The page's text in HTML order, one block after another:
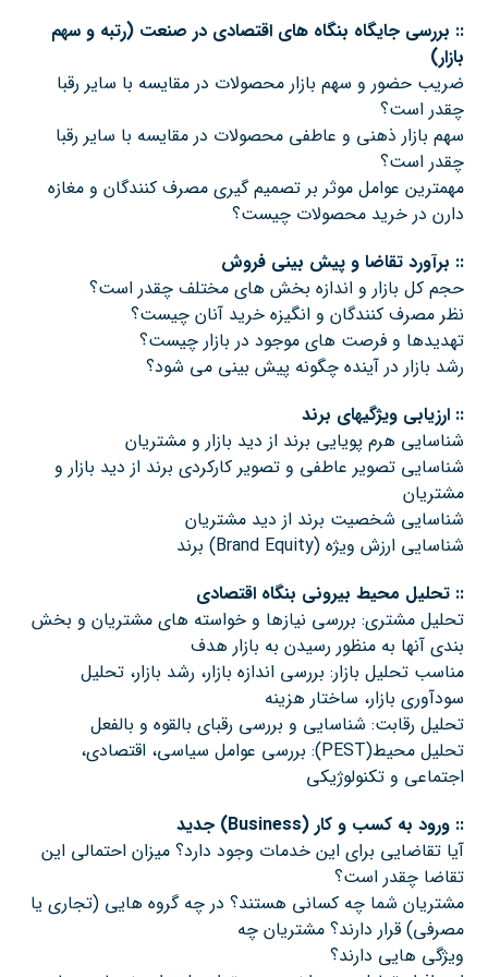
:: بررسی جایگاه بنگاه های اقتصادی در صنعت (رتبه و سهم
بازار)
ضریب حضور و سهم بازار محصولات در مقايسه با ساير رقبا
چقدر است؟
سهم بازار ذهني و عاطفی محصولات در مقايسه با ساير رقبا
چقدر است؟
مهمترين عوامل موثر بر تصميم گيري مصرف كنندگان و مغازه
دارن در خريد محصولات چيست؟
:: برآورد تقاضا و پیش بینی فروش
حجم کل بازار و اندازه بخش های مختلف چقدر است؟
نظر مصرف کنندگان و انگیزه خرید آنان چیست؟
تهدیدها و فرصت های موجود در بازار چیست؟
رشد بازار در آینده چگونه پیش بینی می شود؟
::ارزیابی ویژگیهای برند
شناسایی هرم پویایی برند از دید بازار و مشتریان
شناسایی تصویر عاطفی و تصویر کارکردی برند از دید بازار و
مشتریان
شناسایی شخصیت برند از دید مشتریان
شناسایی ارزش ویژه (Brand Equity) برند
::تحليل محيط بيروني بنگاه اقتصادي
تحليل مشتري: بررسي نيازها و خواسته های مشتريان و بخش
بندي آنها به منظور رسيدن به بازار هدف
مناسب تحليل بازار: بررسي اندازه بازار، رشد بازار، تحليل
سودآوري بازار، ساختار هزينه
تحليل رقابت: شناسايي و بررسي رقباي بالقوه و بالفعل
تحليل محيط(PEST): بررسي عوامل سیاسی، اقتصادي،
اجتماعي و تکنولوژیکی
::ورود به كسب و كار (Business)
جديد
آيا تقاضايي براي اين خدمات وجود دارد؟ ميزان احتمالي اين
تقاضا چقدر است؟
مشتريان شما چه كساني هستند؟ در چه گروه هايي (تجاري يا
مصرفي) قرار دارند؟ مشتريان چه
ويژگي هايي دارند؟